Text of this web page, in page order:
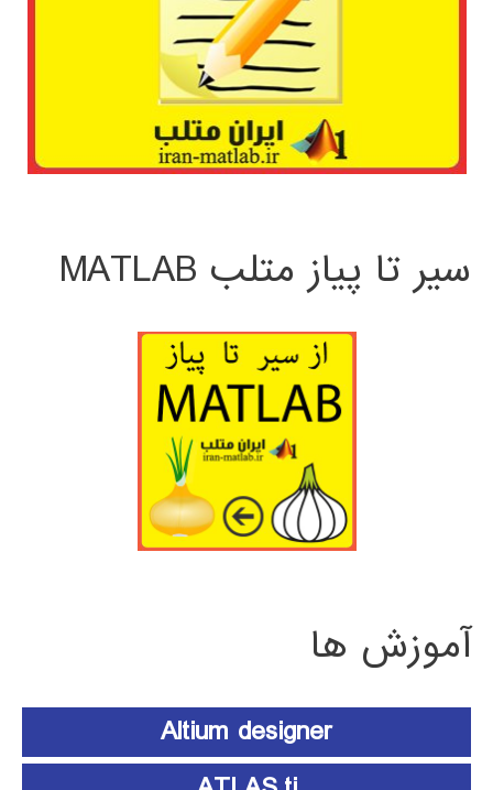
سیر تا پیاز متلب MATLAB
آموزش ها
Altium designer